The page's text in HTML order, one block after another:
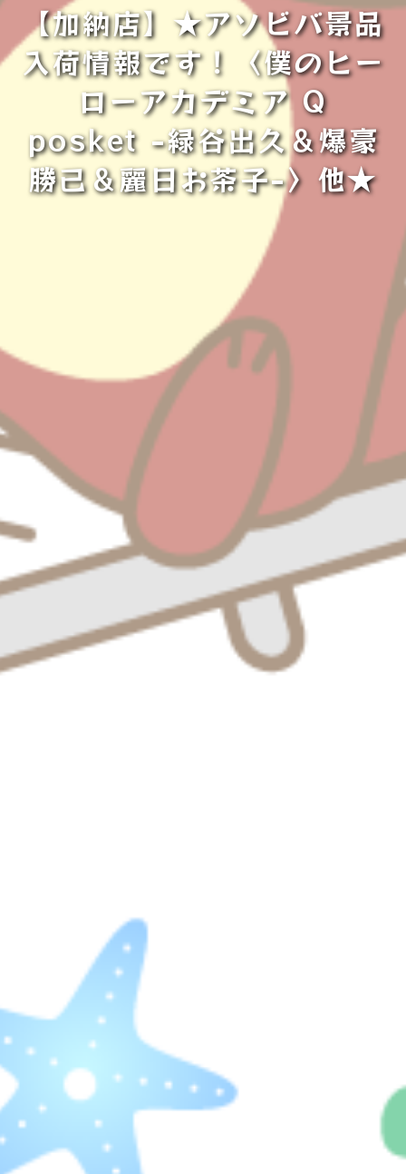
【加納店】★アソビバ景品
入荷情報です！〈僕のヒー
ローアカデミア Q
posket -緑谷出久＆爆豪
勝己＆麗日お茶子-〉他★